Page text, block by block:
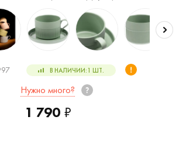
В НАЛИЧИИ:1 ШТ.
Нужно много?
1 790₽